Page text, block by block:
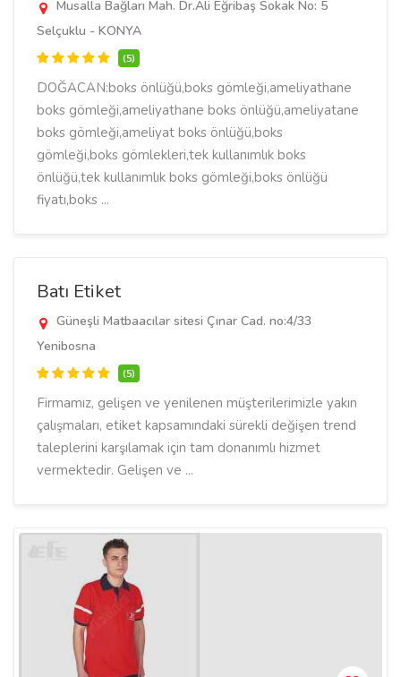
Musalla Bağları Mah. Dr.Ali Eğribaş Sokak No: 5
Selçuklu - KONYA
(5)
DOĞACAN:boks önlüğü,boks gömleği,ameliyathane
boks gömleği,ameliyathane boks önlüğü,ameliyatane
boks gömleği,ameliyat boks önlüğü,boks
gömleği,boks gömlekleri,tek kullanımlık boks
önlüğü,tek kullanımlık boks gömleği,boks önlüğü
fiyatı,boks ...
Batı Etiket
Güneşli Matbaacılar sitesi Çınar Cad. no:4/33
Yenibosna
(5)
Firmamız, gelişen ve yenilenen müşterilerimizle yakın
çalışmaları, etiket kapsamındaki sürekli değişen trend
taleplerini karşılamak için tam donanımlı hizmet
vermektedir. Gelişen ve ...